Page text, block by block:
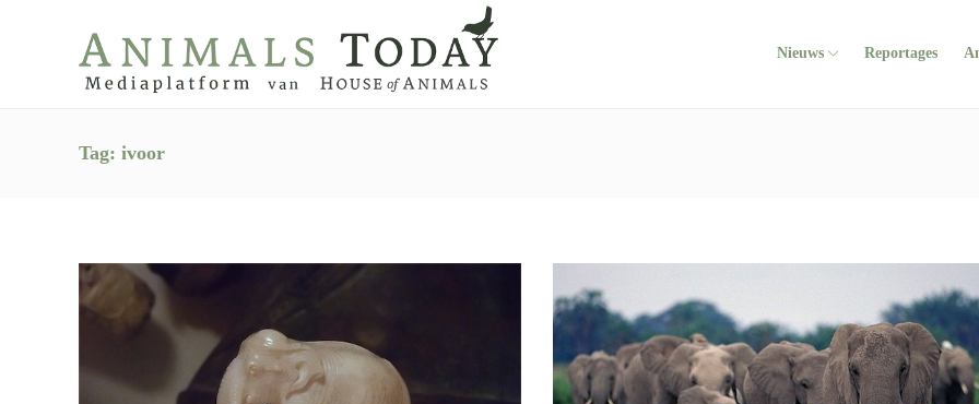
Nieuws Reportages
Tag: ivoor